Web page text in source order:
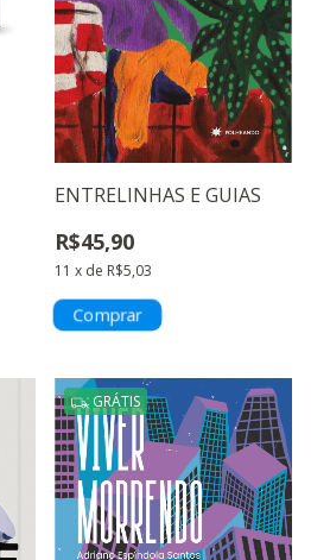
ENTRELINHAS E GUIAS
R$45,90
11 x de R$5,03
GRÁTIS